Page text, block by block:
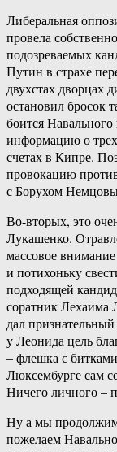
Либеральная
провела
подозреваемых
Путин в страхе
двухстах дворцах
остановил
боится
информацию о
счетах в Кипре.
провокацию
с Борухом
Во-вторых, это
Лукашенко.
массовое
и потихоньку
подходящей
соратник Лехаима
дал
у Леонида цель
– флешка с
Люксембурге сам
Ничего личного –
Ну а мы продолжим
пожелаем